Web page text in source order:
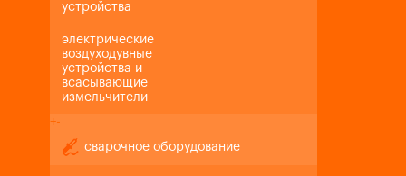
устройства
электрические
воздуходувные
устройства и
всасывающие
измельчители
+-
сварочное оборудование